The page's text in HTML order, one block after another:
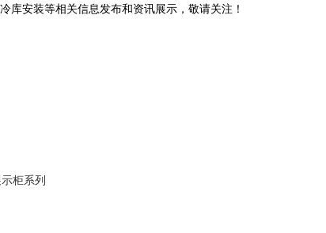
库安装等相关信息发布和资讯展示，敬请关注！
示柜系列